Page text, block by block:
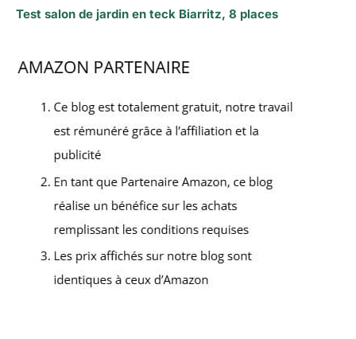
Test salon de jardin en teck Biarritz, 8 places